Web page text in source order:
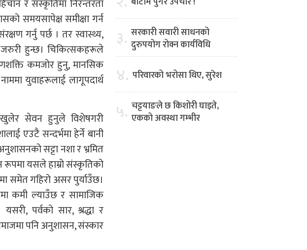
र संस्कृतिमा निरन्तरता
समयसापेक्ष समीक्षा गर्न
गर्नु पर्छ । तर स्वास्थ्य,
जरुरी हुन्छ। चिकित्सकहरूले
कमजोर हुनु, मानसिक
युवाहरूलाई लागूपदार्थ
खुलेर सेवन हुनुले विशेषगरी
एउटै सन्दर्भमा हेर्ने बानी
सट्टा नशा र भ्रमित
रूपमा यसले हाम्रो संस्कृतिको
समेत गहिरो असर पुर्याउँछ।
कमी ल्याउँछ र सामाजिक
पर्वको सार, श्रद्धा र
पनि अनुशासन, संस्कार
३. सरकारी सवारी साधनको
दुरुपयोग रोक्न कार्यविधि
४. परिवारको भरोसा थिए, सुरेश
५. चट्टयाङले छ किशोरी घाइते,
एकको अवस्था गम्भीर